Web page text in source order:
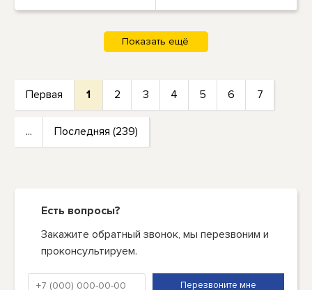
Первая 1 2 3 4 5 6 7
... Последняя (239)
Есть вопросы?
Закажите обратный звонок, мы перезвоним и
проконсультируем.